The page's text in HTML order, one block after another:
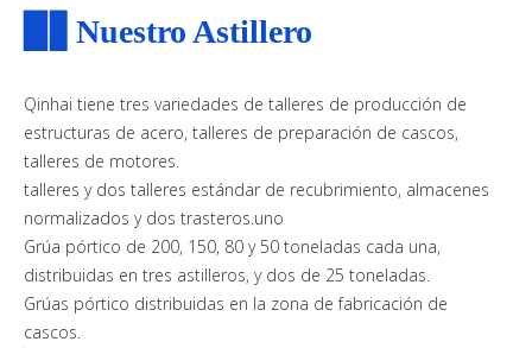
Nuestro Astillero
Qinhai tiene tres variedades de talleres de producción de
estructuras de acero, talleres de preparación de cascos,
talleres de motores.
talleres y dos talleres estándar de recubrimiento, almacenes
normalizados y dos trasteros.uno
Grúa pórtico de 200, 150, 80 y 50 toneladas cada una,
distribuidas en tres astilleros, y dos de 25 toneladas.
Grúas pórtico distribuidas en la zona de fabricación de
cascos.